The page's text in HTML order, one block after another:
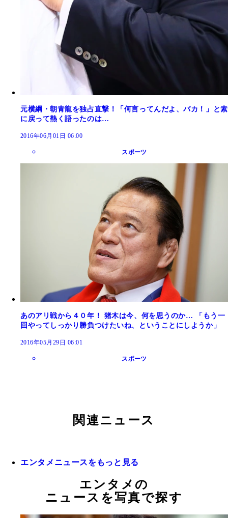
元横綱・朝青龍を独占直撃！「何言ってんだよ、バカ！」と素
に戻って熱く語ったのは…
2016年06月01日 06:00
スポーツ
あのアリ戦から４０年！ 猪木は今、何を思うのか… 「もう一
回やってしっかり勝負つけたいね、ということにしようか」
2016年05月29日 06:01
スポーツ
関連ニュース
エンタメニュースをもっと見る
エンタメの
ニュースを写真で探す